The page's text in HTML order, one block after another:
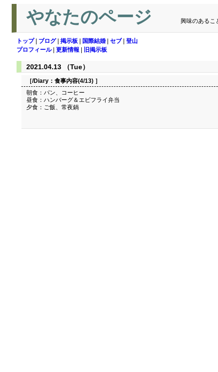
やなたのページ 興味のあるこ
トップ| ブログ| 掲示板 国際結婚 セブ| 登山
プロフィール| 更新情報 旧掲示板
2021.04.13 （Tue）
［/Diary： 食事内容(4/13) ］
朝食：パン、コーヒー
昼食：ハンバーグ＆エビフライ弁当
夕食：ご飯、常夜鍋